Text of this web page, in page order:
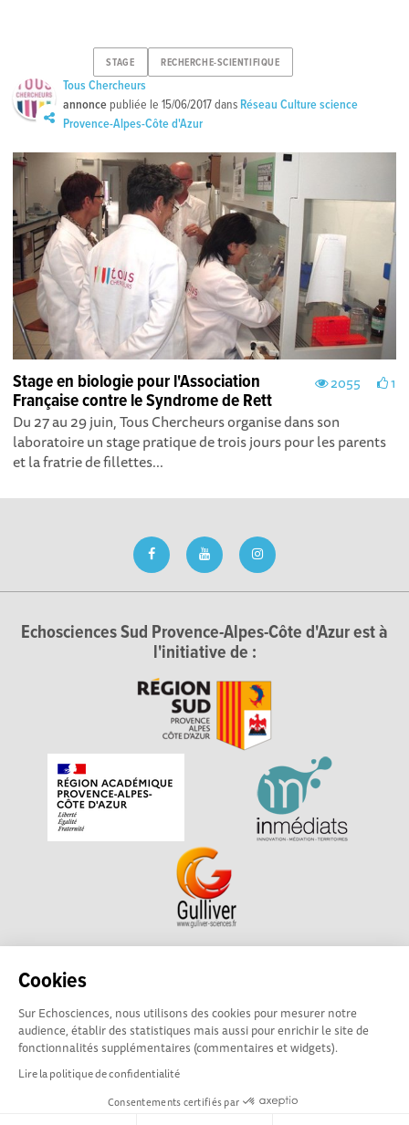
Cookies
Sur Echosciences, nous utilisons des cookies pour mesurer notre
audience, établir des statistiques mais aussi pour enrichir le site de
fonctionnalités supplémentaires (commentaires et widgets).
Lire la politique de confidentialité
Consentements certifiés par
STAGE RECHERCHE-SCIENTIFIQUE
Tous Chercheurs
annonce publiée le15/06/2017dans Réseau Culture science
Provence-Alpes-Côte d'Azur
2055 1
Stage en biologie pour l'Association
Française contre le Syndrome de Rett
Du 27 au 29 juin, Tous Chercheurs organise dans son
laboratoire un stage pratique de trois jours pour les parents
et la fratrie de fillettes...
Echosciences Sud Provence-Alpes-Côte d'Azur est à
l'initiative de :
Echosciences Sud Provence-Alpes-Côte d'Azur est à
académique pour la Recherche et l'Innovation Provence-
Alpes-Côte d'Azur. La plateforme est mise en oeuvre pour
vous parGulliver
Mentions légales|Politique de confidentialité